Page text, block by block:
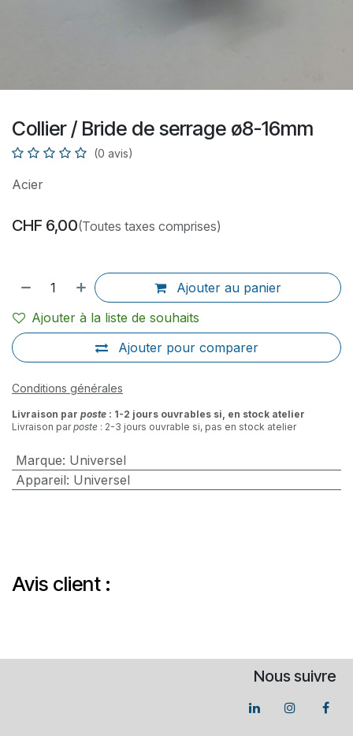
Collier / Bride de serrage ø8-16mm
(0 avis)
Acier
CHF 6,00(Toutes taxes comprises)
Ajouter au panier
Ajouter pour comparer
Ajouter à la liste de souhaits
Conditions générales
Livraison par poste : 1-2 jours ouvrables si, en stock atelier
Livraison parposte : 2-3 jours ouvrable si, pas en stock atelier
Marque: Universel
Appareil: Universel
Avis client :
Nous suivre